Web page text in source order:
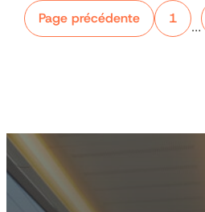
Page précédente 1
…